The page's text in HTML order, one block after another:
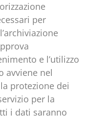
per
e l’utilizzo
avviene nel
protezione dei
per la
i dati saranno